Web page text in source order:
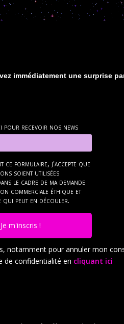
immédiatement une surprise
pour recevoir nos news
ce formulaire, j'accepte que
soient utilisées
le cadre de ma demande
commerciale éthique et
qui peut en découler.
Je m'inscris !
notamment pour annuler mon
de confidentialité en cliquant ici